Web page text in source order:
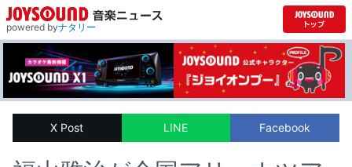
powered byナタリー
X Post LINE Facebook